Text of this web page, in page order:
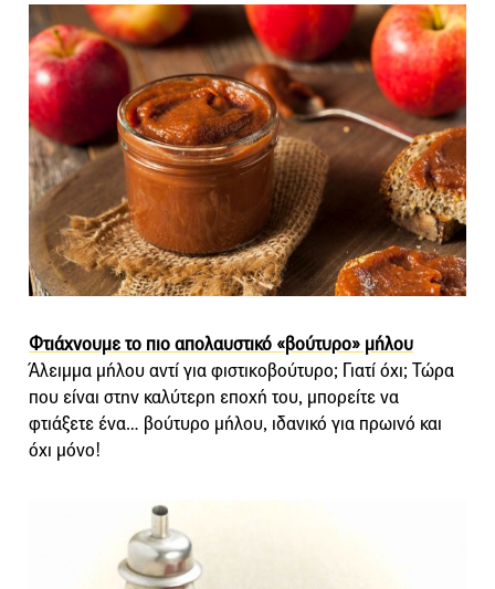
Φτιάχνουμε το πιο απολαυστικό «βούτυρο» μήλου
Άλειμμα μήλου αντί για φιστικοβούτυρο; Γιατί όχι; Τώρα
που είναι στην καλύτερη εποχή του, μπορείτε να
φτιάξετε ένα… βούτυρο μήλου, ιδανικό για πρωινό και
όχι μόνο!